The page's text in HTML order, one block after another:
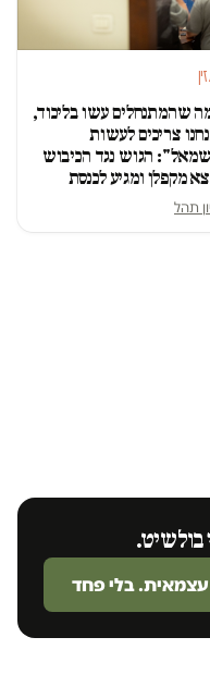
שהמתנחלים עשו בליכוד,
צריכים לעשות
הגוש נגד הכיבוש
מקפלן ומגיע לכנסת
תהל
בולשיט.
עצמאית. בלי פחד